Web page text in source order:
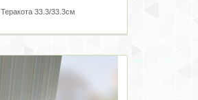
Теракота 33.3/33.3см